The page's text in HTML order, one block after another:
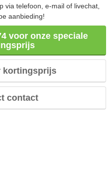
via telefoon, e-mail of livechat,
aanbieding!
voor onze speciale
kortingsprijs
contact